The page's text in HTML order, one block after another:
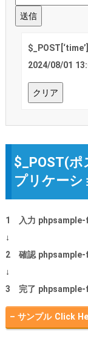
2024/08/01
$_POST(
プリケーシ
1 入力
↓
2 確認
↓
3 完了
– サンプル Click